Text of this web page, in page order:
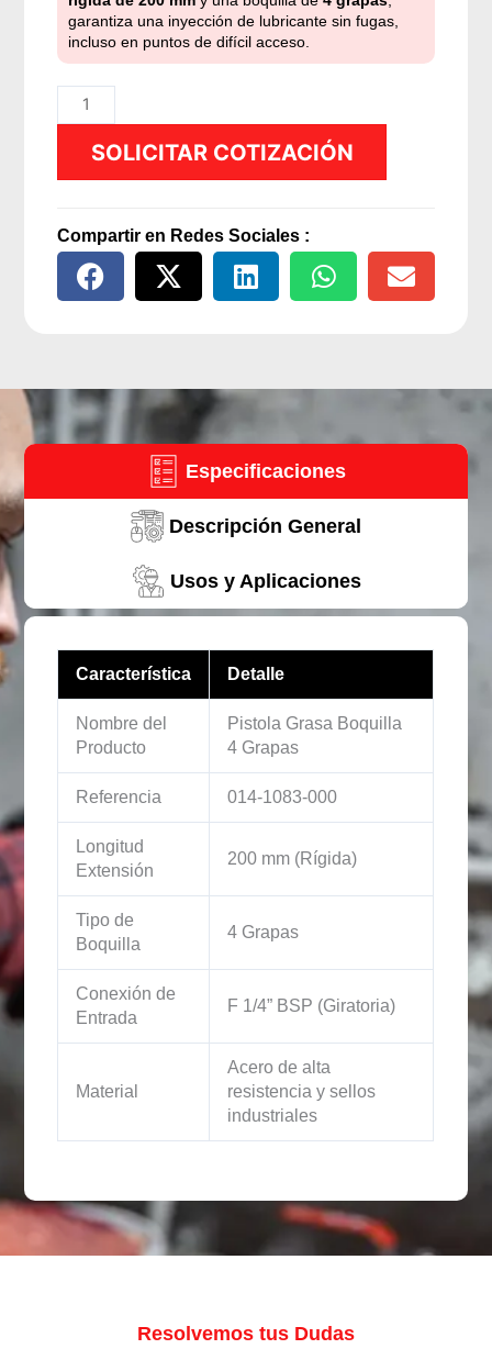
garantiza una inyección de lubricante sin fugas,
incluso en puntos de difícil acceso.
Pistola
Grasa
Boquilla
4
|
Extensión
Rígida
SOLICITAR COTIZACIÓN
Compartir en Redes Sociales :
Especificaciones
Descripción General
Usos y Aplicaciones
Característica Detalle
Nombre del
Producto
Pistola Grasa Boquilla
4 Grapas
Referencia 014-1083-000
Longitud
Extensión
200 mm (Rígida)
Tipo de
Boquilla
4 Grapas
Conexión de
Entrada
F 1/4” BSP (Giratoria)
Material
Acero de alta
resistencia y sellos
industriales
Resolvemos tus Dudas